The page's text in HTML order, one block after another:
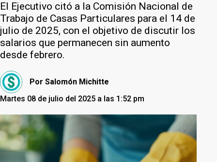
El Ejecutivo citó a la Comisión Nacional de
Trabajo de Casas Particulares para el 14 de
julio de 2025, con el objetivo de discutir los
salarios que permanecen sin aumento
desde febrero.
Por Salomón Michitte
Martes 08 de julio del 2025 a las 1:52 pm